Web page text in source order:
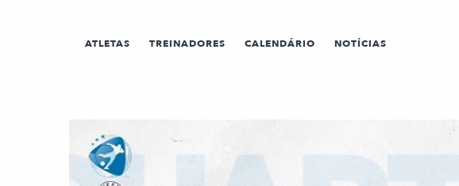
ATLETAS TREINADORES CALENDÁRIO NOTÍCIAS